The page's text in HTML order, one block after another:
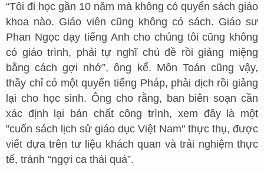
“Tôi đi học gần 10 năm mà không có quyển sách giáo
khoa nào. Giáo viên cũng không có sách. Giáo sư
Phan Ngọc dạy tiếng Anh cho chúng tôi cũng không
có giáo trình, phải tự nghĩ chủ đề rồi giảng miệng
bằng cách gợi nhớ”, ông kể. Môn Toán cũng vậy,
thầy chỉ có một quyển tiếng Pháp, phải dịch rồi giảng
lại cho học sinh. Ông cho rằng, ban biên soạn cần
xác định lại bản chất công trình, xem đây là một
"cuốn sách lịch sử giáo dục Việt Nam" thực thụ, được
viết dựa trên tư liệu khách quan và trải nghiệm thực
tế, tránh “ngợi ca thái quá”.